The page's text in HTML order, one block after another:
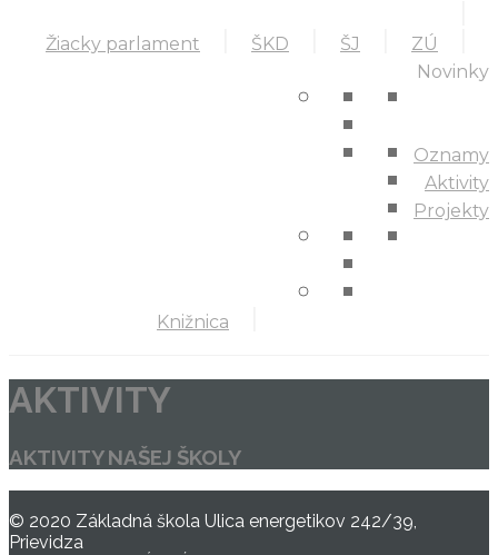
Žiacky parlament ŠKD ŠJ ZÚ
Knižnica
Novinky
Oznamy
Aktivity
Projekty
AKTIVITY
AKTIVITY NAŠEJ ŠKOLY
© 2020 Základná škola Ulica energetikov 242/39,
Prievidza